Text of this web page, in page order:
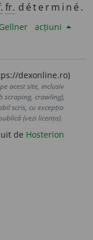
fr. déterminé.
acțiuni
dexonline.ro)
acest site, inclusiv
scraping, crawling),
scris, cu excepția
(vezi licența).
de Hosterion